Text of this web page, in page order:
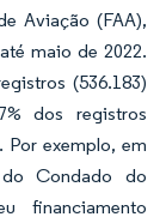
Aviação (FAA),
maio de 2022.
(536.183)
dos registros
Por exemplo, em
Condado do
financiamento